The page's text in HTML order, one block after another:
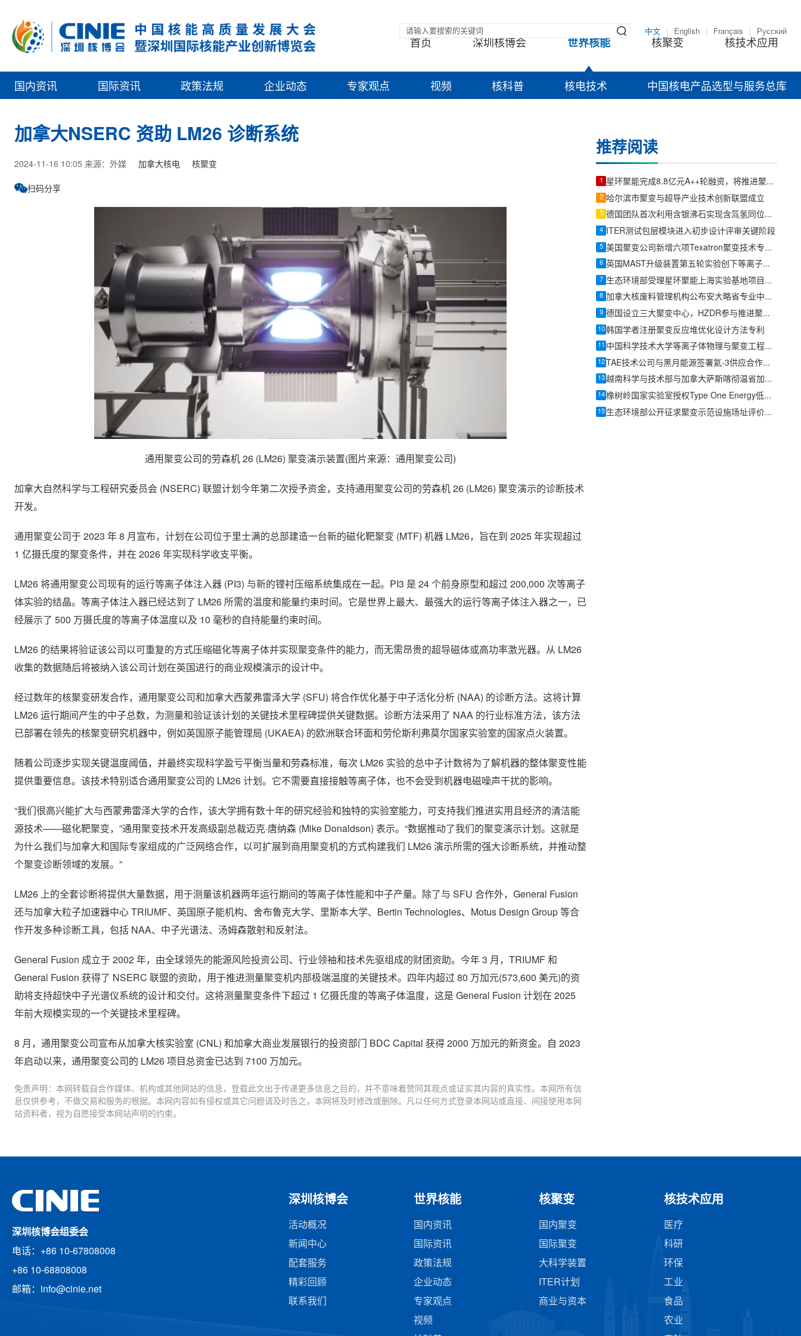
中文 English Français Русский
首页 深圳核博会 世界核能 核聚变 核技术应用
国内资讯 国际资讯 政策法规 企业动态 专家观点 视频 核科普 核电技术 中国核电产品选型与服务总库
加拿大NSERC 资助 LM26 诊断系统
2024-11-16 10:05 来源：外媒 加拿大核电 核聚变
扫码分享
通用聚变公司的劳森机 26 (LM26) 聚变演示装置(图片来源：通用聚变公司)
加拿大自然科学与工程研究委员会 (NSERC) 联盟计划今年第二次授予资金，支持通用聚变公司的劳森机 26 (LM26) 聚变演示的诊断技术
开发。
通用聚变公司于 2023 年 8 月宣布，计划在公司位于里士满的总部建造一台新的磁化靶聚变 (MTF) 机器 LM26，旨在到 2025 年实现超过
1 亿摄氏度的聚变条件，并在 2026 年实现科学收支平衡。
LM26 将通用聚变公司现有的运行等离子体注入器 (PI3) 与新的锂衬压缩系统集成在一起。PI3 是 24 个前身原型和超过 200,000 次等离子
体实验的结晶。等离子体注入器已经达到了 LM26 所需的温度和能量约束时间。它是世界上最大、最强大的运行等离子体注入器之一，已
经展示了 500 万摄氏度的等离子体温度以及 10 毫秒的自持能量约束时间。
LM26 的结果将验证该公司以可重复的方式压缩磁化等离子体并实现聚变条件的能力，而无需昂贵的超导磁体或高功率激光器。从 LM26
收集的数据随后将被纳入该公司计划在英国进行的商业规模演示的设计中。
经过数年的核聚变研发合作，通用聚变公司和加拿大西蒙弗雷泽大学 (SFU) 将合作优化基于中子活化分析 (NAA) 的诊断方法。这将计算
LM26 运行期间产生的中子总数，为测量和验证该计划的关键技术里程碑提供关键数据。诊断方法采用了 NAA 的行业标准方法，该方法
已部署在领先的核聚变研究机器中，例如英国原子能管理局 (UKAEA) 的欧洲联合环面和劳伦斯利弗莫尔国家实验室的国家点火装置。
随着公司逐步实现关键温度阈值，并最终实现科学盈亏平衡当量和劳森标准，每次 LM26 实验的总中子计数将为了解机器的整体聚变性能
提供重要信息。该技术特别适合通用聚变公司的 LM26 计划。它不需要直接接触等离子体，也不会受到机器电磁噪声干扰的影响。
“我们很高兴能扩大与西蒙弗雷泽大学的合作，该大学拥有数十年的研究经验和独特的实验室能力，可支持我们推进实用且经济的清洁能
源技术——磁化靶聚变，”通用聚变技术开发高级副总裁迈克·唐纳森 (Mike Donaldson) 表示。“数据推动了我们的聚变演示计划。这就是
为什么我们与加拿大和国际专家组成的广泛网络合作，以可扩展到商用聚变机的方式构建我们 LM26 演示所需的强大诊断系统，并推动整
个聚变诊断领域的发展。”
LM26 上的全套诊断将提供大量数据，用于测量该机器两年运行期间的等离子体性能和中子产量。除了与 SFU 合作外，General Fusion
还与加拿大粒子加速器中心 TRIUMF、英国原子能机构、舍布鲁克大学、里斯本大学、Bertin Technologies、Motus Design Group 等合
作开发多种诊断工具，包括 NAA、中子光谱法、汤姆森散射和反射法。
General Fusion 成立于 2002 年，由全球领先的能源风险投资公司、行业领袖和技术先驱组成的财团资助。今年 3 月，TRIUMF 和
General Fusion 获得了 NSERC 联盟的资助，用于推进测量聚变机内部极端温度的关键技术。四年内超过 80 万加元(573,600 美元)的资
助将支持超快中子光谱仪系统的设计和交付。这将测量聚变条件下超过 1 亿摄氏度的等离子体温度，这是 General Fusion 计划在 2025
年前大规模实现的一个关键技术里程碑。
8 月，通用聚变公司宣布从加拿大核实验室 (CNL) 和加拿大商业发展银行的投资部门 BDC Capital 获得 2000 万加元的新资金。自 2023
年启动以来，通用聚变公司的 LM26 项目总资金已达到 7100 万加元。
免责声明：本网转载自合作媒体、机构或其他网站的信息，登载此文出于传递更多信息之目的，并不意味着赞同其观点或证实其内容的真实性。本网所有信
息仅供参考，不做交易和服务的根据。本网内容如有侵权或其它问题请及时告之，本网将及时修改或删除。凡以任何方式登录本网站或直接、间接使用本网
站资料者，视为自愿接受本网站声明的约束。
推荐阅读
1 星环聚能完成8.8亿元A++轮融资，将推进聚变装置与关键技术工程化
2 哈尔滨市聚变与超导产业技术创新联盟成立
3 德国团队首次利用含银沸石实现含氚氢同位素混合物分离
4 ITER测试包层模块进入初步设计评审关键阶段
5 美国聚变公司新增六项Texatron聚变技术专利申请
6 英国MAST升级装置第五轮实验创下等离子体压力纪录
7 生态环境部受理星环聚能上海实验基地项目环评文件
8 加拿大核废料管理机构公布安大略省专业中心最终设计
9 德国设立三大聚变中心，HZDR参与推进聚变电站关键技术研发
10 韩国学者注册聚变反应堆优化设计方法专利
11 中国科学技术大学等离子体物理与聚变工程系提出新的仿星器三维磁场位形
12 TAE技术公司与黑月能源签署氦-3供应合作协议
13 越南科学与技术部与加拿大萨斯喀彻温省加强和平利用核技术合作
14 橡树岭国家实验室授权Type One Energy低温燃料丸技术
15 生态环境部公开征求聚变示范设施场址评价指南意见
深圳核博会组委会
电话：+86 10-67808008
+86 10-68808008
邮箱：info@cinie.net
深圳核博会
活动概况
新闻中心
配套服务
精彩回顾
联系我们
世界核能
国内资讯
国际资讯
政策法规
企业动态
专家观点
视频
核聚变
国内聚变
国际聚变
大科学装置
ITER计划
商业与资本
核技术应用
医疗
科研
环保
工业
食品
农业